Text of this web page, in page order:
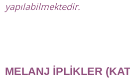
yapılabilmektedir.
MELANJ İPLİKLER